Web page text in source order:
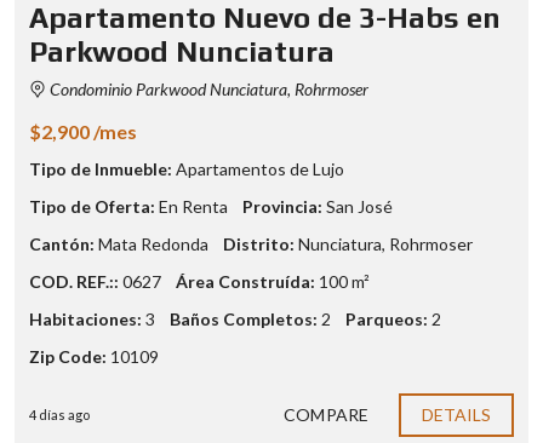
Apartamento Nuevo de 3-Habs en
Parkwood Nunciatura
Condominio Parkwood Nunciatura, Rohrmoser
$2,900 /mes
Tipo de Inmueble: Apartamentos de Lujo
Tipo de Oferta: En Renta Provincia: San José
Cantón: Mata Redonda Distrito: Nunciatura, Rohrmoser
COD. REF.:: 0627 Área Construída: 100 m²
Habitaciones: 3 Baños Completos: 2 Parqueos: 2
Zip Code: 10109
4 días ago COMPARE DETAILS